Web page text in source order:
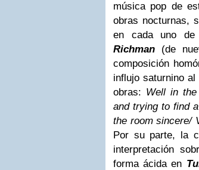
música pop de
obras nocturnas,
en cada uno de
Richman (de
composición
influjo saturnino al
obras: Well in
and trying to find
the room sincere/
Por su parte, la
interpretación
forma ácida en